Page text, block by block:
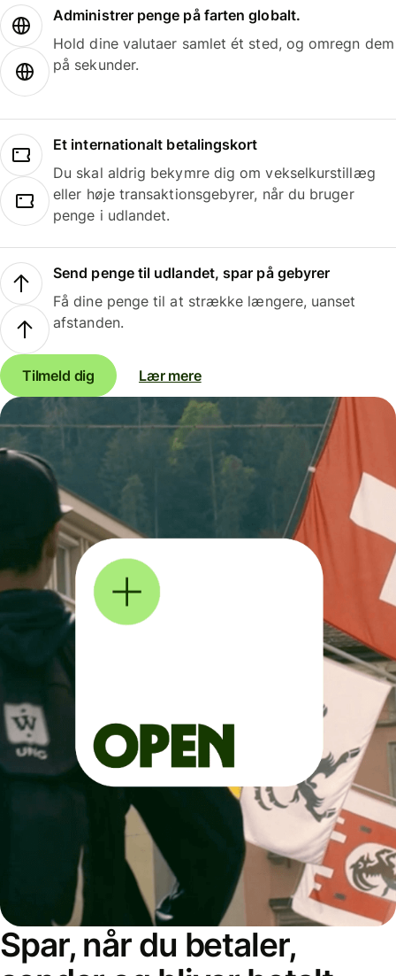
Administrer penge på farten globalt.
Hold dine valutaer samlet ét sted, og omregn dem
på sekunder.
Et internationalt betalingskort
Du skal aldrig bekymre dig om vekselkurstillæg
eller høje transaktionsgebyrer, når du bruger
penge i udlandet.
Send penge til udlandet, spar på gebyrer
Få dine penge til at strække længere, uanset
afstanden.
Tilmeld dig Lær mere
Spar, når du betaler,